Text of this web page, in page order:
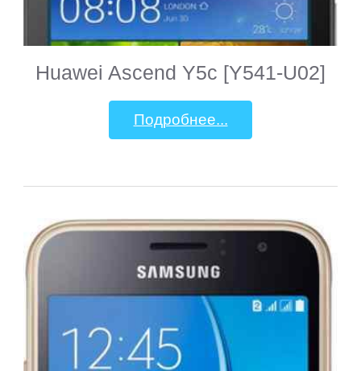
Huawei Ascend Y5c [Y541-U02]
Подробнее...